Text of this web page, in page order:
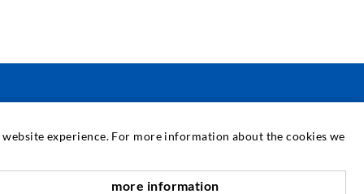
experience. For more information about the cookies we
more information